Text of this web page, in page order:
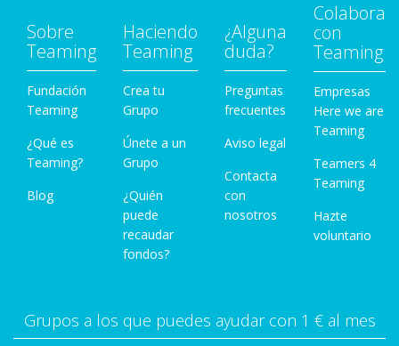
Sobre
Teaming
Fundación
Teaming
¿Qué es
Teaming?
Blog
Haciendo
Teaming
Crea tu
Grupo
Únete a un
Grupo
¿Quién
puede
recaudar
fondos?
¿Alguna
duda?
Preguntas
frecuentes
Aviso legal
Contacta
con
nosotros
Colabora
con
Teaming
Empresas
Here we are
Teaming
Teamers 4
Teaming
Hazte
voluntario
Grupos a los que puedes ayudar con 1 € al mes